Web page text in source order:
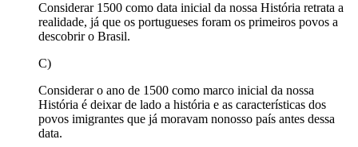
Considerar 1500 como data inicial da nossa História retrata a
realidade, já que os portugueses foram os primeiros povos a
descobrir o Brasil.
C)
Considerar o ano de 1500 como marco inicial da nossa
História é deixar de lado a história e as características dos
povos imigrantes que já moravam nonosso país antes dessa
data.